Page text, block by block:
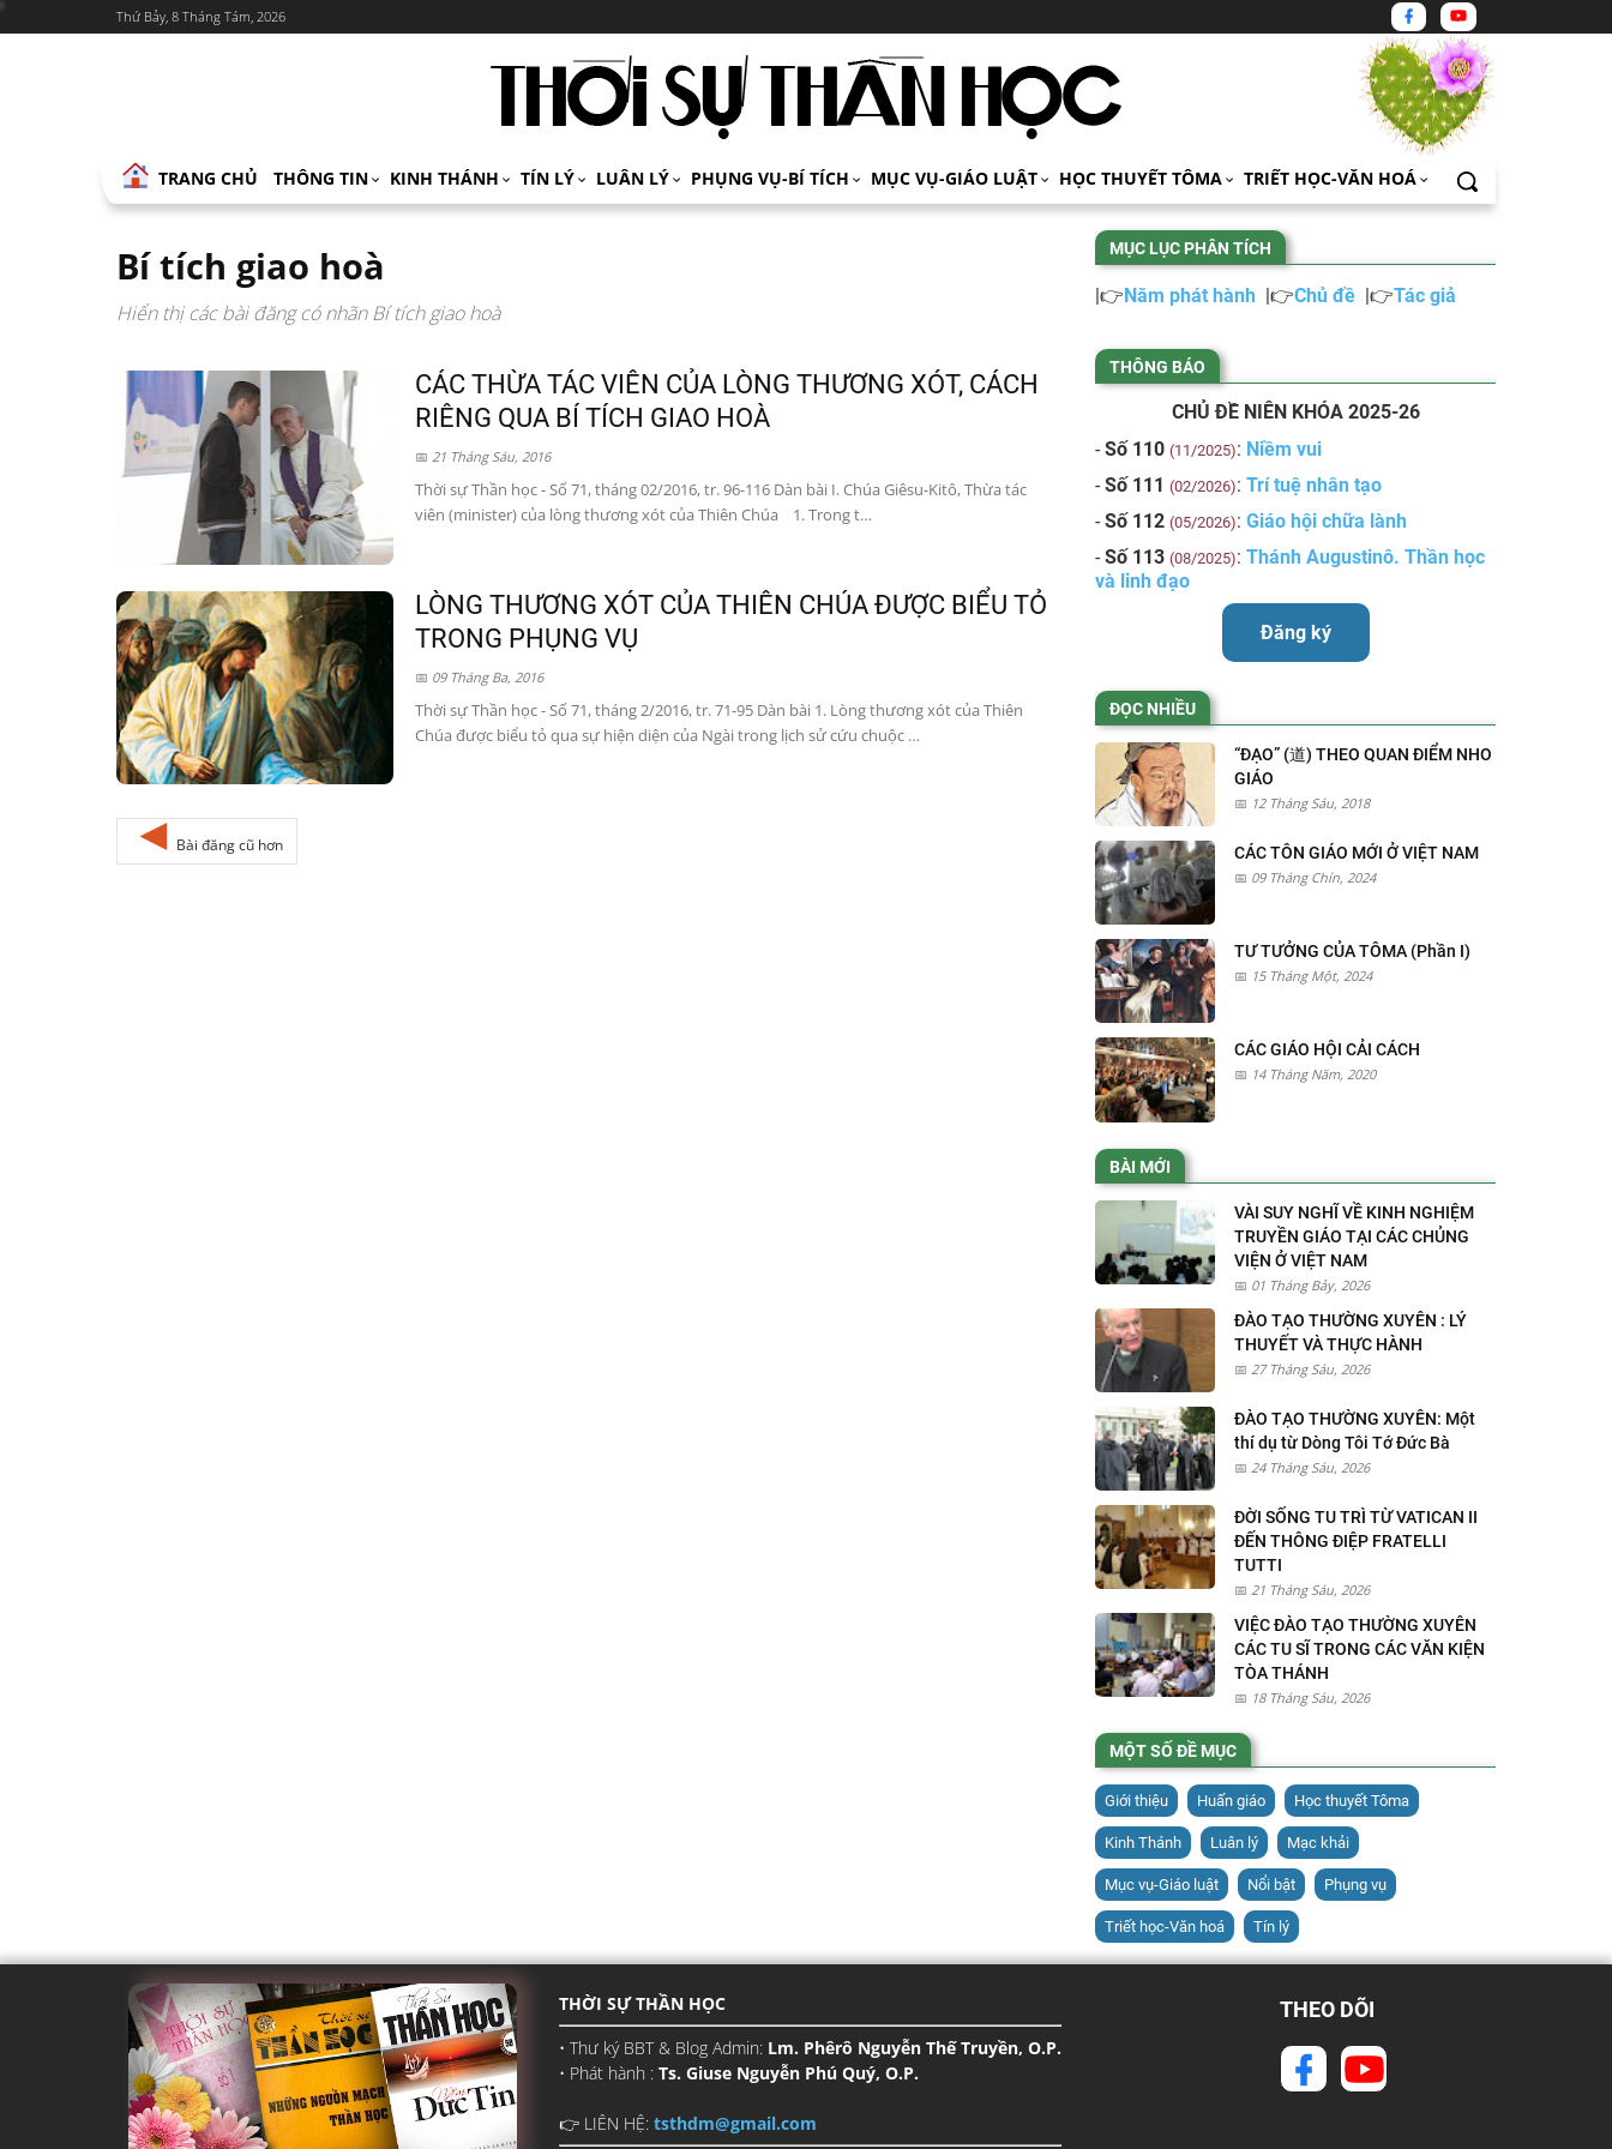
Thứ Bảy, 8 Tháng Tám, 2026
TRANG CHỦ THÔNG TIN KINH THÁNH TÍN LÝ LUÂN LÝ PHỤNG VỤ-BÍ TÍCH MỤC VỤ-GIÁO LUẬT HỌC THUYẾT TÔMA TRIẾT HỌC-VĂN HOÁ
Bí tích giao hoà
Hiển thị các bài đăng có nhãnBí tích giao hoà
CÁC THỪA TÁC VIÊN CỦA LÒNG THƯƠNG XÓT, CÁCH
RIÊNG QUA BÍ TÍCH GIAO HOÀ
21 Tháng Sáu, 2016
Thời sự Thần học - Số 71, tháng 02/2016, tr. 96-116 Dàn bài I. Chúa Giêsu-Kitô, Thừa tác
viên (minister) của lòng thương xót của Thiên Chúa 1. Trong t…
LÒNG THƯƠNG XÓT CỦA THIÊN CHÚA ĐƯỢC BIỂU TỎ
TRONG PHỤNG VỤ
09 Tháng Ba, 2016
Thời sự Thần học - Số 71, tháng 2/2016, tr. 71-95 Dàn bài 1. Lòng thương xót của Thiên
Chúa được biểu tỏ qua sự hiện diện của Ngài trong lịch sử cứu chuộc …
Bài đăng cũ hơn
MỤC LỤC PHÂN TÍCH
|👉Năm phát hành |👉Chủ đề |👉Tác giả
THÔNG BÁO
CHỦ ĐỀ NIÊN KHÓA 2025-26
- Số 110 (11/2025): Niềm vui
- Số 111 (02/2026): Trí tuệ nhân tạo
- Số 112 (05/2026): Giáo hội chữa lành
- Số 113 (08/2025): Thánh Augustinô. Thần học
và linh đạo
Đăng ký
ĐỌC NHIỀU
“ĐẠO” (道) THEO QUAN ĐIỂM NHO
GIÁO
12 Tháng Sáu, 2018
CÁC TÔN GIÁO MỚI Ở VIỆT NAM
09 Tháng Chín, 2024
TƯ TƯỞNG CỦA TÔMA (Phần I)
15 Tháng Một, 2024
CÁC GIÁO HỘI CẢI CÁCH
14 Tháng Năm, 2020
BÀI MỚI
VÀI SUY NGHĨ VỀ KINH NGHIỆM
TRUYỀN GIÁO TẠI CÁC CHỦNG
VIỆN Ở VIỆT NAM
01 Tháng Bảy, 2026
ĐÀO TẠO THƯỜNG XUYÊN : LÝ
THUYẾT VÀ THỰC HÀNH
27 Tháng Sáu, 2026
ĐÀO TẠO THƯỜNG XUYÊN: Một
thí dụ từ Dòng Tôi Tớ Đức Bà
24 Tháng Sáu, 2026
ĐỜI SỐNG TU TRÌ TỪ VATICAN II
ĐẾN THÔNG ĐIỆP FRATELLI
TUTTI
21 Tháng Sáu, 2026
VIỆC ĐÀO TẠO THƯỜNG XUYÊN
CÁC TU SĨ TRONG CÁC VĂN KIỆN
TÒA THÁNH
18 Tháng Sáu, 2026
MỘT SỐ ĐỀ MỤC
Giới thiệu Huấn giáo Học thuyết Tôma
Kinh Thánh Luân lý Mạc khải
Mục vụ-Giáo luật Nổi bật Phụng vụ
Triết học-Văn hoá Tín lý
THỜI SỰ THẦN HỌC
• Thư ký BBT & Blog Admin: Lm. Phêrô Nguyễn Thế Truyền, O.P.
• Phát hành : Ts. Giuse Nguyễn Phú Quý, O.P.
👉 LIÊN HỆ: tsthdm@gmail.com
THEO DÕI